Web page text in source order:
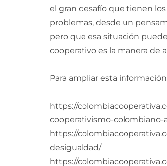
el gran desafío que tienen
problemas, desde un
pero que esa situación
cooperativo es la manera de
Para ampliar esta
https://
cooperativismo-colombiano-
https://
desigualdad/
https://